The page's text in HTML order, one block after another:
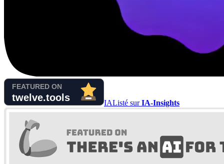
IAListé surIA-Insights